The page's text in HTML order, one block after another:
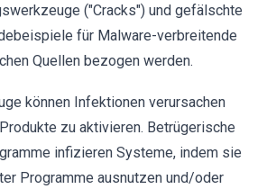
("Cracks") und gefälschte
für Malware-verbreitende
Quellen bezogen werden.
können Infektionen verursachen
zu aktivieren. Betrügerische
infizieren Systeme, indem sie
Programme ausnutzen und/oder